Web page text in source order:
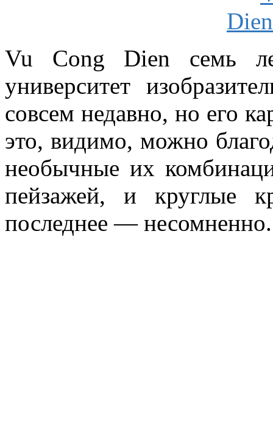
Vu Cong Dien семь
университет
совсем недавно, но его
это, видимо, можно
необычные их
пейзажей, и круглые
последнее — несомненно.